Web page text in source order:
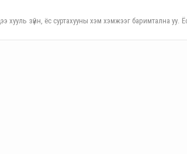
хууль зүйн, ёс суртахууны хэм хэмжээг баримтална